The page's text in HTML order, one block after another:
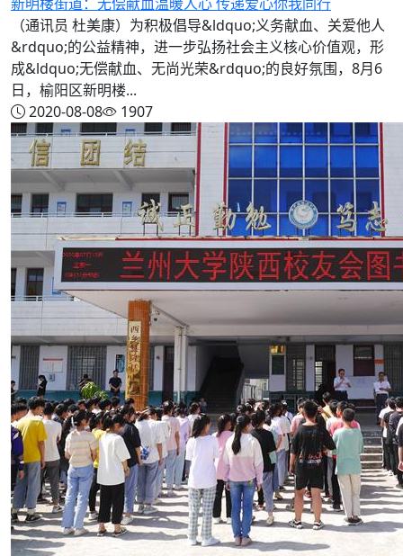
（通讯员 杜美康）为积极倡导&ldquo;义务献血、关爱他人
&rdquo;的公益精神，进一步弘扬社会主义核心价值观，形
成&ldquo;无偿献血、无尚光荣&rdquo;的良好氛围，8月6
日，榆阳区新明楼...
2020-08-08
1907